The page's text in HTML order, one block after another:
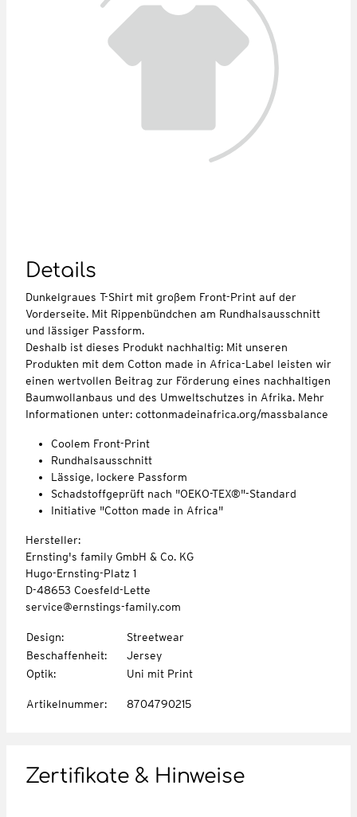
Details
Dunkelgraues T-Shirt mit großem Front-Print auf der
Vorderseite. Mit Rippenbündchen am Rundhalsausschnitt
und lässiger Passform.
Deshalb ist dieses Produkt nachhaltig: Mit unseren
Produkten mit dem Cotton made in Africa-Label leisten wir
einen wertvollen Beitrag zur Förderung eines nachhaltigen
Baumwollanbaus und des Umweltschutzes in Afrika. Mehr
Informationen unter: cottonmadeinafrica.org/massbalance
Coolem Front-Print
Rundhalsausschnitt
Lässige, lockere Passform
Schadstoffgeprüft nach "OEKO-TEX®"-Standard
Initiative "Cotton made in Africa"
Hersteller:
Ernsting's family GmbH & Co. KG
Hugo-Ernsting-Platz 1
D-48653 Coesfeld-Lette
service@ernstings-family.com
Design:
Streetwear
Beschaffenheit:
Jersey
Optik: Uni mit Print
Artikelnummer: 8704790215
Zertifikate & Hinweise